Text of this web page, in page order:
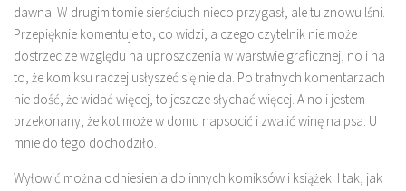
dawna. W drugim tomie sierściuch nieco przygasł, ale tu znowu lśni.
Przepięknie komentuje to, co widzi, a czego czytelnik nie może
dostrzec ze względu na uproszczenia w warstwie graficznej, no i na
to, że komiksu raczej usłyszeć się nie da. Po trafnych komentarzach
nie dość, że widać więcej, to jeszcze słychać więcej. A no i jestem
przekonany, że kot może w domu napsocić i zwalić winę na psa. U
mnie do tego dochodziło.
Wyłowić można odniesienia do innych komiksów i książek. I tak, jak